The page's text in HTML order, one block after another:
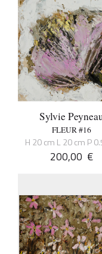
Sylvie
FLEUR #16
H 20 cm L 20 cm P
200,00 €